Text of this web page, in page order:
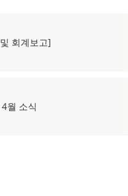
회계보고]
월 소식